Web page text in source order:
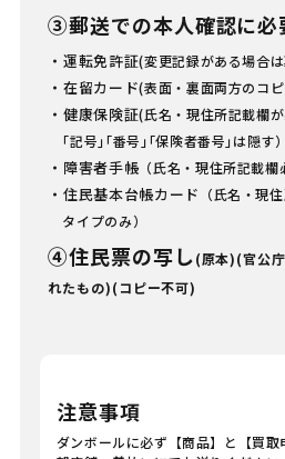
③郵送での本人確認に必
運転免許証(変更記録がある場合
在留カード(表面・裏面両方のコ
健康保険証(氏名・現住所記載欄
｢記号｣｢番号｣｢保険者番号｣は隠す）
障害者手帳 （氏名・現住所記載欄
住民基本台帳カード （氏名・現
タイプのみ）
④住民票の写し(原本)(官公
れたもの)(コピー不可)
注意事項
ダンボールに必ず【商品】と【買